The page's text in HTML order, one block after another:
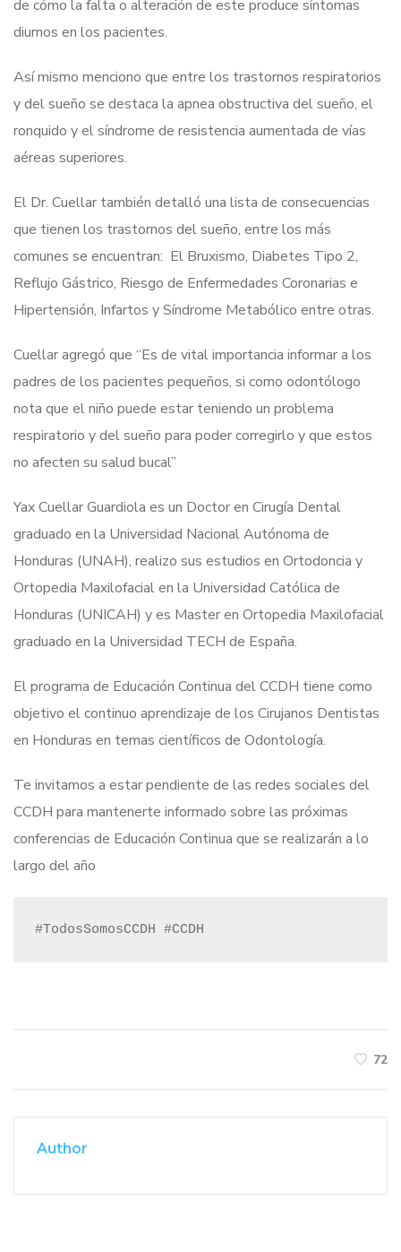
de cómo la falta o alteración de este produce síntomas
diurnos en los pacientes.
Así mismo menciono que entre los trastornos respiratorios
y del sueño se destaca la apnea obstructiva del sueño, el
ronquido y el síndrome de resistencia aumentada de vías
aéreas superiores.
El Dr. Cuellar también detalló una lista de consecuencias
que tienen los trastornos del sueño, entre los más
comunes se encuentran: El Bruxismo, Diabetes Tipo 2,
Reflujo Gástrico, Riesgo de Enfermedades Coronarias e
Hipertensión, Infartos y Síndrome Metabólico entre otras.
Cuellar agregó que “Es de vital importancia informar a los
padres de los pacientes pequeños, si como odontólogo
nota que el niño puede estar teniendo un problema
respiratorio y del sueño para poder corregirlo y que estos
no afecten su salud bucal”
Yax Cuellar Guardiola es un Doctor en Cirugía Dental
graduado en la Universidad Nacional Autónoma de
Honduras (UNAH), realizo sus estudios en Ortodoncia y
Ortopedia Maxilofacial en la Universidad Católica de
Honduras (UNICAH) y es Master en Ortopedia Maxilofacial
graduado en la Universidad TECH de España.
El programa de Educación Continua del CCDH tiene como
objetivo el continuo aprendizaje de los Cirujanos Dentistas
en Honduras en temas científicos de Odontología.
Te invitamos a estar pendiente de las redes sociales del
CCDH para mantenerte informado sobre las próximas
conferencias de Educación Continua que se realizarán a lo
largo del año
#TodosSomosCCDH #CCDH
72
Author